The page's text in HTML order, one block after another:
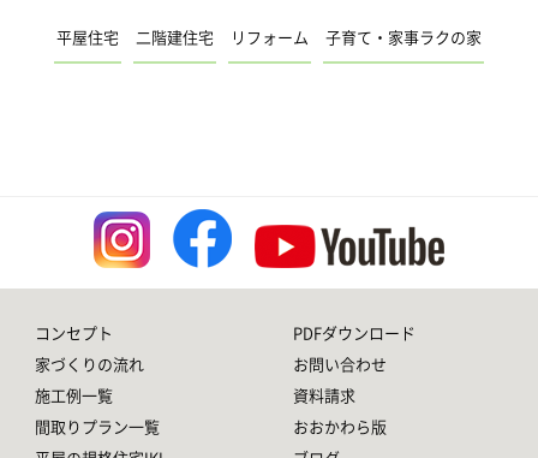
平屋住宅 二階建住宅 リフォーム 子育て・家事ラクの家
コンセプト
家づくりの流れ
施工例一覧
間取りプラン一覧
PDFダウンロード
お問い合わせ
資料請求
おおかわら版